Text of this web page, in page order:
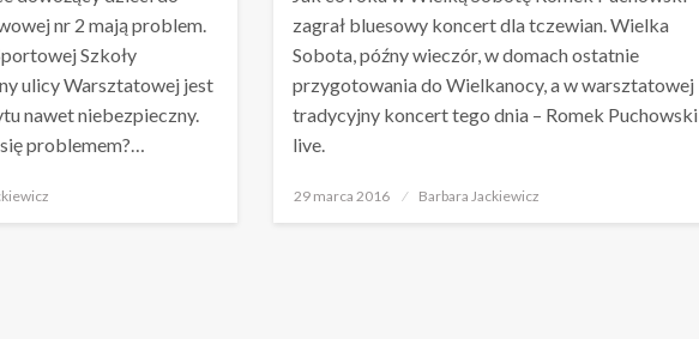
nr 2 mają problem.
Szkoły
ulicy Warsztatowej jest
nawet niebezpieczny.
problemem?…
zagrał bluesowy koncert dla tczewian. Wielka
Sobota, późny wieczór, w domach ostatnie
przygotowania do Wielkanocy, a w warsztatowej
tradycyjny koncert tego dnia – Romek Puchowski
live.
Opublikowane
29 marca 2016 Barbara Jackiewicz